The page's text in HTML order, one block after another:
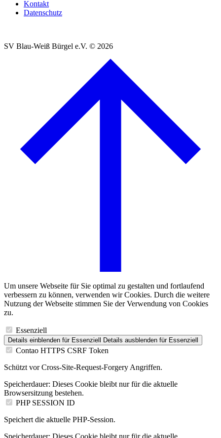
Kontakt
Datenschutz
SV Blau-Weiß Bürgel e.V. © 2026
Um unsere Webseite für Sie optimal zu gestalten und fortlaufend
verbessern zu können, verwenden wir Cookies. Durch die weitere
Nutzung der Webseite stimmen Sie der Verwendung von Cookies
zu.
Essenziell
Details einblenden für Essenziell Details ausblenden für Essenziell
Contao HTTPS CSRF Token
Schützt vor Cross-Site-Request-Forgery Angriffen.
Speicherdauer: Dieses Cookie bleibt nur für die aktuelle
Browsersitzung bestehen.
PHP SESSION ID
Speichert die aktuelle PHP-Session.
Speicherdauer: Dieses Cookie bleibt nur für die aktuelle